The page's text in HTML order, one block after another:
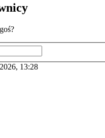
13:28